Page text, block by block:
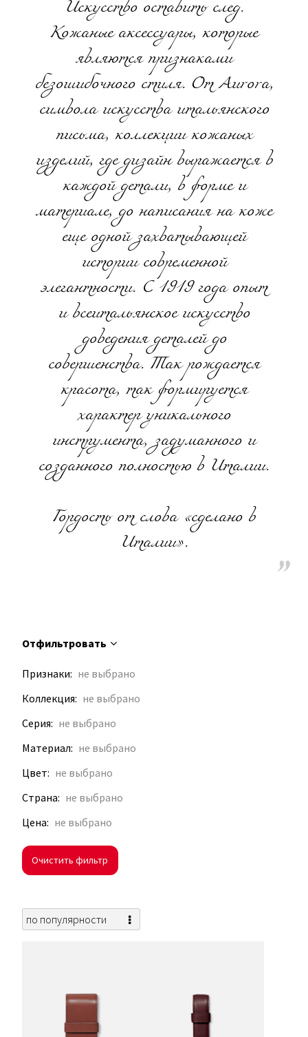
Искусство оставить след.
Кожаные аксессуары, которые
являются признаками
безошибочного стиля. От Aurora,
символа искусства итальянского
письма, коллекции кожаных
изделий, где дизайн выражается в
каждой детали, в форме и
материале, до написания на коже
еще одной захватывающей
истории современной
элегантности. С 1919 года опыт
и всеитальянское искусство
доведения деталей до
совершенства. Так рождается
красота, так формируется
характер уникального
инструмента, задуманного и
созданного полностью в Италии.
Гордость от слова «сделано в
Италии».
Отфильтровать
Признаки
Коллекция
Серия
Материал
Цвет
Страна
Цена
Очистить фильтр